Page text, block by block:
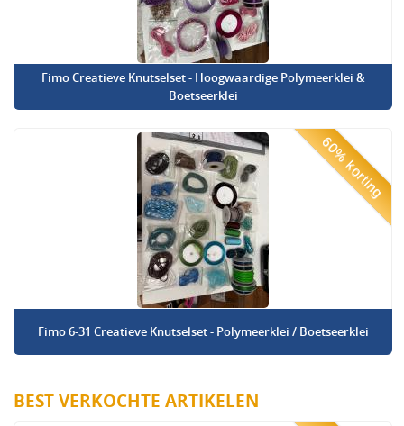
Fimo Creatieve Knutselset - Hoogwaardige Polymeerklei &
Boetseerklei
60% korting
Fimo 6-31 Creatieve Knutselset - Polymeerklei / Boetseerklei
BEST VERKOCHTE ARTIKELEN